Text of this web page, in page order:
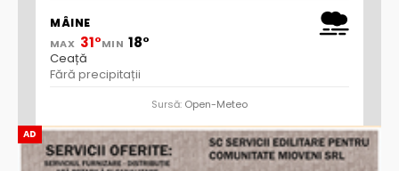
AD
MÂINE
MAX 31°MIN 18°
Ceață
Fără precipitații
Sursă: Open-Meteo